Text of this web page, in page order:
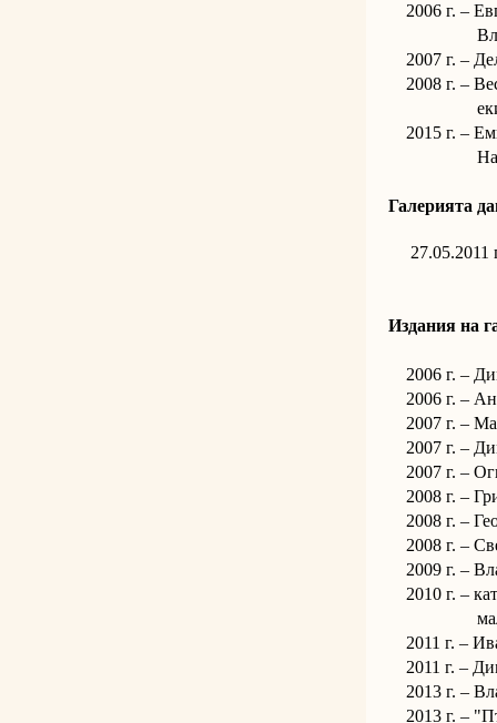
2006 г. –
2007 г. –
2008 г. –
екип на
2015 г. –
Галерията
27.05.2011
Издания на
2006 г. –
2006 г. –
2007 г. –
2007 г. –
2007 г. –
2008 г. –
2008 г. –
2008 г. –
2009 г. –
2010 г. –
малък
2011 г. –
2011 г. –
2013 г. –
2013 г. –